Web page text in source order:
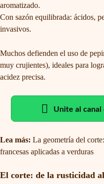
aromatizado.
Con sazón equilibrada: ácidos,
invasivos.
Muchos defienden el uso de
muy crujientes), ideales para
acidez precisa.
Unite al
Lea más: La geometría del
francesas aplicadas a verduras
El corte: de la rusticidad